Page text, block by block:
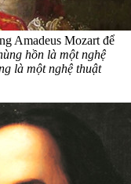
Amadeus Mozart để
hồn là một nghệ
là một nghệ thuật